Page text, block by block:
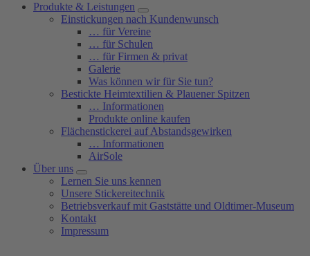
Produkte & Leistungen
Einstickungen nach Kundenwunsch
… für Vereine
… für Schulen
… für Firmen & privat
Galerie
Was können wir für Sie tun?
Bestickte Heimtextilien & Plauener Spitzen
… Informationen
Produkte online kaufen
Flächenstickerei auf Abstandsgewirken
… Informationen
AirSole
Über uns
Lernen Sie uns kennen
Unsere Stickereitechnik
Betriebsverkauf mit Gaststätte und Oldtimer-Museum
Kontakt
Impressum